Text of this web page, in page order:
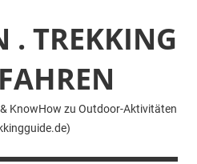
. TREKKING
KnowHow zu Outdoor-Aktivitäten